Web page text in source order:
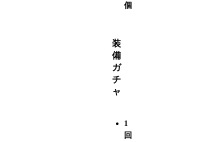
個
装
備
ガ
チ
ャ
1
回